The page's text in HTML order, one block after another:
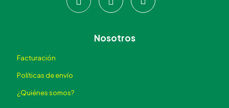
Nosotros
Facturación
Políticas de envío
¿Quiénes somos?